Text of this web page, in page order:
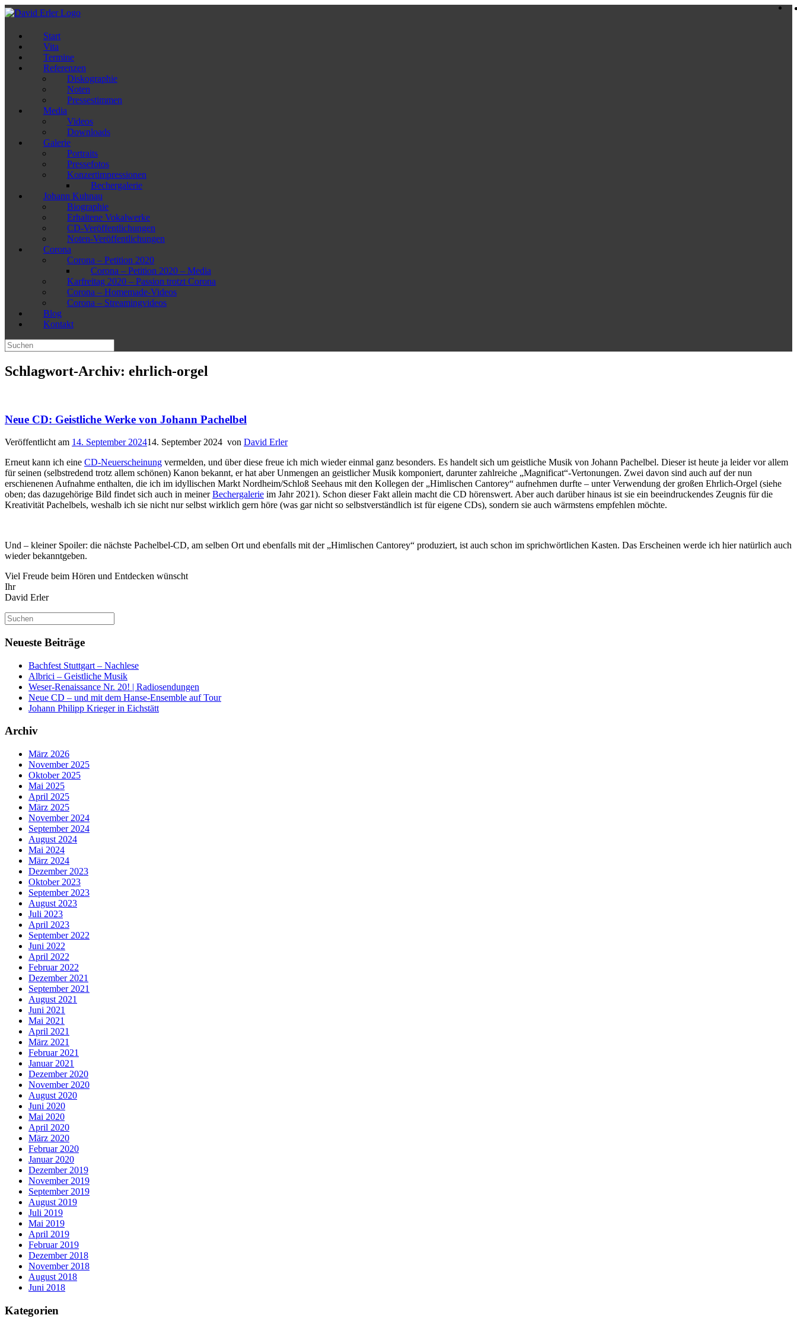
Zum
Inhalt
Start
Vita
Termine
Referenzen
Diskographie
Noten
Pressestimmen
Media
Videos
Downloads
Galerie
Portraits
Pressefotos
Konzertimpressionen
Bechergalerie
Johann Kuhnau
Biographie
Erhaltene Vokalwerke
CD-Veröffentlichungen
Noten-Veröffentlichungen
Corona
Corona – Petition 2020
Corona – Petition 2020 – Media
Karfreitag 2020 – Passion trotzt Corona
Corona – Homemade-Videos
Corona – Streamingvideos
Blog
Kontakt
Suchen
nach:
Schlagwort-Archiv: ehrlich-orgel
Neue CD: Geistliche Werke von Johann Pachelbel
Veröffentlicht am 14. September 202414. September 2024 von David Erler
Erneut kann ich eine CD-Neuerscheinung vermelden, und über diese freue ich mich wieder einmal ganz besonders. Es handelt sich um geistliche Musik von Johann Pachelbel. Dieser ist heute ja leider vor allem
für seinen (selbstredend trotz allem schönen) Kanon bekannt, er hat aber Unmengen an geistlicher Musik komponiert, darunter zahlreiche „Magnificat“-Vertonungen. Zwei davon sind auch auf der nun
erschienenen Aufnahme enthalten, die ich im idyllischen Markt Nordheim/Schloß Seehaus mit den Kollegen der „Himlischen Cantorey“ aufnehmen durfte – unter Verwendung der großen Ehrlich-Orgel (siehe
oben; das dazugehörige Bild findet sich auch in meinerBechergalerie im Jahr 2021). Schon dieser Fakt allein macht die CD hörenswert. Aber auch darüber hinaus ist sie ein beeindruckendes Zeugnis für die
Kreativität Pachelbels, weshalb ich sie nicht nur selbst wirklich gern höre (was gar nicht so selbstverständlich ist für eigene CDs), sondern sie auch wärmstens empfehlen möchte.
Und – kleiner Spoiler: die nächste Pachelbel-CD, am selben Ort und ebenfalls mit der „Himlischen Cantorey“ produziert, ist auch schon im sprichwörtlichen Kasten. Das Erscheinen werde ich hier natürlich auch
wieder bekanntgeben.
Viel Freude beim Hören und Entdecken wünscht
Ihr
David Erler
Suchen
nach:
Neueste Beiträge
Bachfest Stuttgart – Nachlese
Albrici – Geistliche Musik
Weser-Renaissance Nr. 20! | Radiosendungen
Neue CD – und mit dem Hanse-Ensemble auf Tour
Johann Philipp Krieger in Eichstätt
Archiv
März 2026
November 2025
Oktober 2025
Mai 2025
April 2025
März 2025
November 2024
September 2024
August 2024
Mai 2024
März 2024
Dezember 2023
Oktober 2023
September 2023
August 2023
Juli 2023
April 2023
September 2022
Juni 2022
April 2022
Februar 2022
Dezember 2021
September 2021
August 2021
Juni 2021
Mai 2021
April 2021
März 2021
Februar 2021
Januar 2021
Dezember 2020
November 2020
August 2020
Juni 2020
Mai 2020
April 2020
März 2020
Februar 2020
Januar 2020
Dezember 2019
November 2019
September 2019
August 2019
Juli 2019
Mai 2019
April 2019
Februar 2019
Dezember 2018
November 2018
August 2018
Juni 2018
Kategorien